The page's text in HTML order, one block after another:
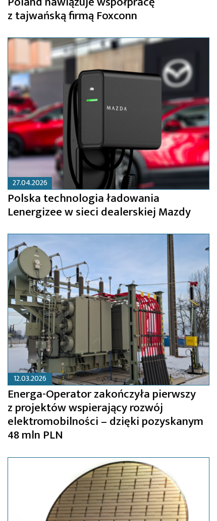
z tajwańską firmą Foxconn
27.04.2026
Polska technologia ładowania
Lenergizee w sieci dealerskiej Mazdy
12.03.2026
Energa-Operator zakończyła pierwszy
z projektów wspierający rozwój
elektromobilności – dzięki pozyskanym
48 mln PLN